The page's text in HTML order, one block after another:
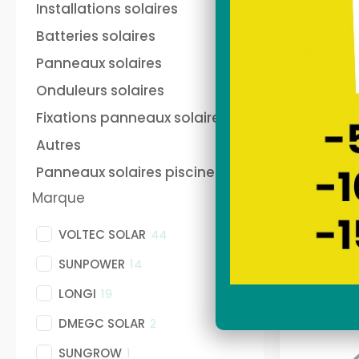
Sunethic sur prise 220V
batterie panneau solaire
Nos stations solaires
Installations solaires
Batteries solaires
Panneaux solaires
Onduleurs solaires
Fixations panneaux solaires
Autres
Panneaux solaires piscine
Marque
VOLTEC SOLAR 44
SUNPOWER 14
LONGI 19
DMEGC SOLAR 2
SUNGROW 1